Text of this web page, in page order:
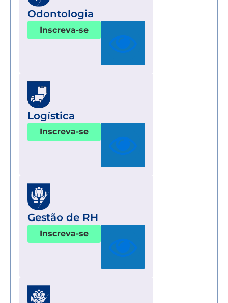
Odontologia
Inscreva-se
Logística
Inscreva-se
Gestão de RH
Inscreva-se